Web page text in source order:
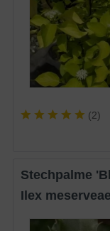
(2)
Stechpalme
Ilex